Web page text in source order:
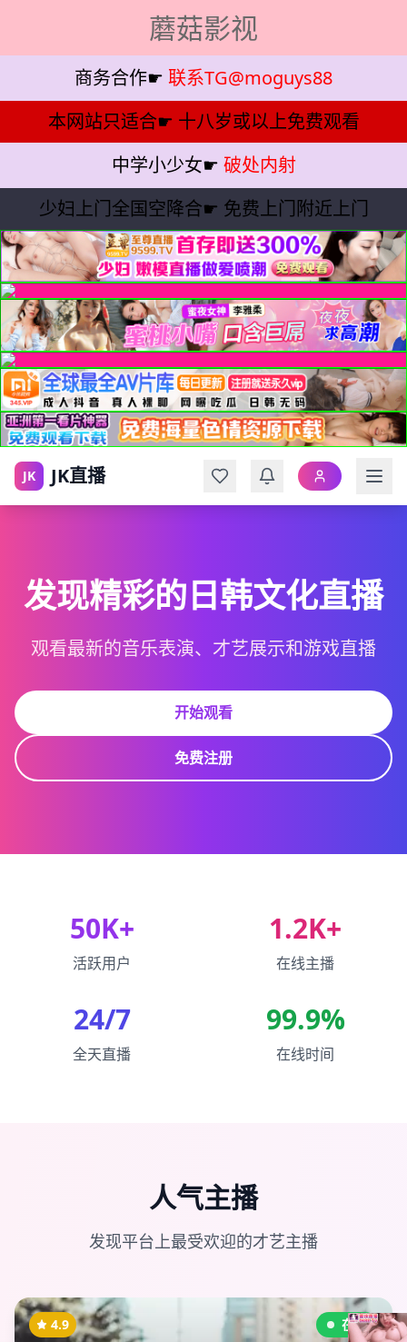
蘑菇影视
商务合作☛ 联系TG@moguys88
本网站只适合☛ 十八岁或以上免费观看
中学小少女☛ 破处内射
少妇上门全国空降合☛ 免费上门附近上门
JK JK直播
发现精彩的日韩文化直播
观看最新的音乐表演、才艺展示和游戏直播
开始观看
免费注册
50K+
活跃用户
1.2K+
在线主播
24/7
全天直播
99.9%
在线时间
人气主播
发现平台上最受欢迎的才艺主播
在线
4.9